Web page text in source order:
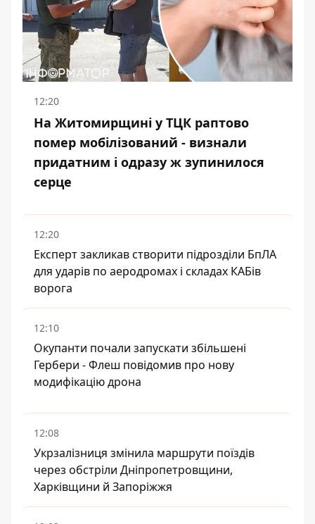
12:20
На Житомирщині у ТЦК раптово
помер мобілізований - визнали
придатним і одразу ж зупинилося
серце
12:20
Експерт закликав створити підрозділи БпЛА
для ударів по аеродромах і складах КАБів
ворога
12:10
Окупанти почали запускати збільшені
Гербери - Флеш повідомив про нову
модифікацію дрона
12:08
Укрзалізниця змінила маршрути поїздів
через обстріли Дніпропетровщини,
Харківщини й Запоріжжя